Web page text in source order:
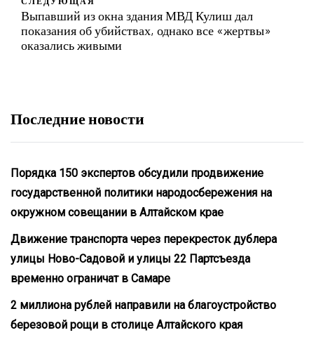
Выпавший из окна здания МВД Кулиш дал
показания об убийствах, однако все «жертвы»
оказались живыми
Последние новости
Порядка 150 экспертов обсудили продвижение
государственной политики народосбережения на
окружном совещании в Алтайском крае
Движение транспорта через перекресток дублера
улицы Ново-Садовой и улицы 22 Партсъезда
временно ограничат в Самаре
2 миллиона рублей направили на благоустройство
березовой рощи в столице Алтайского края